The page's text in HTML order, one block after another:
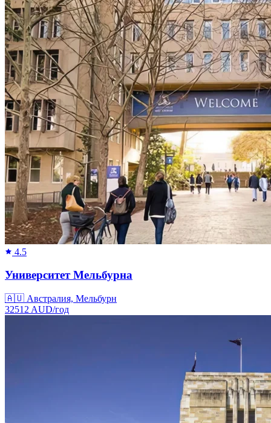
4.5
Университет Мельбурна
🇦🇺 Австралия, Мельбурн
32512 AUD/год